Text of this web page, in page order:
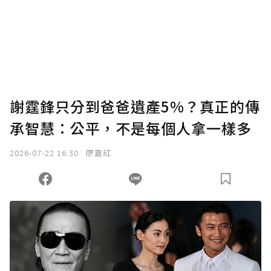
謝霆鋒只分到爸爸遺產5%？真正的傳
承智慧：公平，不是每個人拿一樣多
2026-07-22 16:30 廖嘉紅